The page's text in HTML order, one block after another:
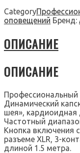
Category
оповещений Бренд:
ОПИСАНИЕ
ОПИСАНИЕ
Динамический
шея», кардиоидная
Частотный
Кнопка включения
разъеме XLR, 3-
длиной 1.5 метра.